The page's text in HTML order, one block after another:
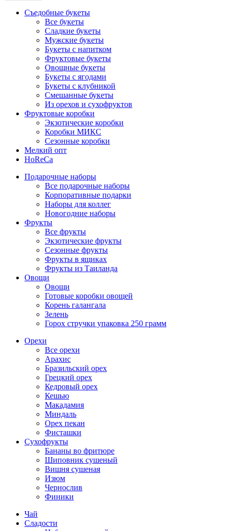
Съедобные букеты
Все букеты
Сладкие букеты
Мужские букеты
Букеты с напитком
Фруктовые букеты
Овощные букеты
Букеты с ягодами
Букеты с клубникой
Смешанные букеты
Из орехов и сухофруктов
Фруктовые коробки
Экзотические коробки
Коробки МИКС
Сезонные коробки
Мелкий опт
HoReCa
Подарочные наборы
Все подарочные наборы
Корпоративные подарки
Наборы для коллег
Новогодние наборы
Фрукты
Все фрукты
Экзотические фрукты
Сезонные фрукты
Фрукты в ящиках
Фрукты из Таиланда
Овощи
Овощи
Готовые коробки овощей
Корень галангала
Зелень
Горох стручки упаковка 250 грамм
Орехи
Все орехи
Арахис
Бразильский орех
Грецкий орех
Кедровый орех
Кешью
Макадамия
Миндаль
Орех пекан
Фисташки
Сухофрукты
Бананы во фритюре
Шиповник сушеный
Вишня сушеная
Изюм
Чернослив
Финики
Чай
Сладости